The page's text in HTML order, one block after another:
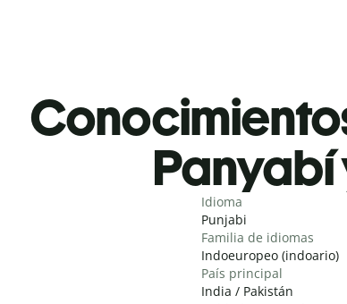
Panyabí
Idioma
Punjabi
Familia de idiomas
Indoeuropeo (indoario)
País principal
India / Pakistán